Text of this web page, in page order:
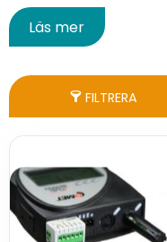
gränssnittsadaptrar
kontaktdon, kabellängd
Läs mer
FILTRERA